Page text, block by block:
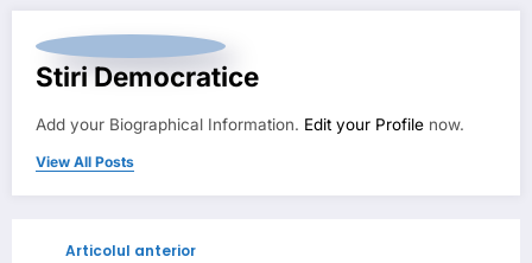
Stiri Democratice
Add your Biographical Information. Edit your Profile now.
View All Posts
Articolul anterior